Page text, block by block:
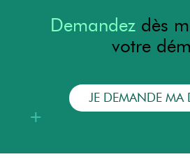
Demandez dès
votre
JE DEMANDE MA